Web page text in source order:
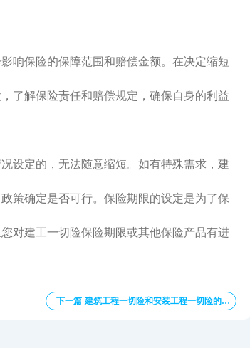
响保险的保障范围和赔偿金额。在决定缩短
了解保险责任和赔偿规定，确保自身的利益
设定的，无法随意缩短。如有特殊需求，建
策确定是否可行。保险期限的设定是为了保
对建工一切险保险期限或其他保险产品有进
下一篇 建筑工程一切险和安装工程一切险的区别？